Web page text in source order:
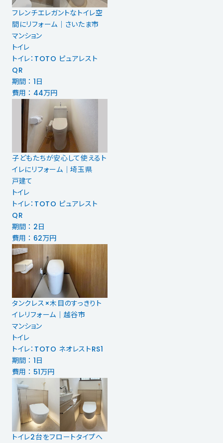
フレンチエレガントなトイレ空
間にリフォーム｜さいたま市
マンション
トイレ
トイレ：TOTO ピュアレスト
QR
期間 ： 1日
費用 ： 44万円
子どもたちが安心して使えるト
イレにリフォーム｜埼玉県
戸建て
トイレ
トイレ：TOTO ピュアレスト
QR
期間 ： 2日
費用 ： 62万円
タンクレス×木目のすっきりト
イレリフォーム｜越谷市
マンション
トイレ
トイレ：TOTO ネオレストRS1
期間 ： 1日
費用 ： 51万円
トイレ2台をフロートタイプへ